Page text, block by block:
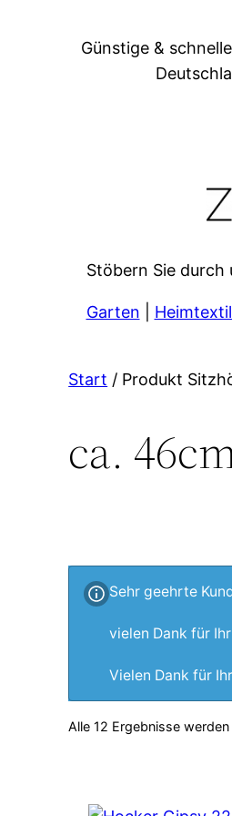
Günstige &
Stöbern Sie durch
Garten
Start / Produkt
ca.
Sehr geehrte
vielen Dank für
Vielen Dank für
Alle 12 Ergebnisse